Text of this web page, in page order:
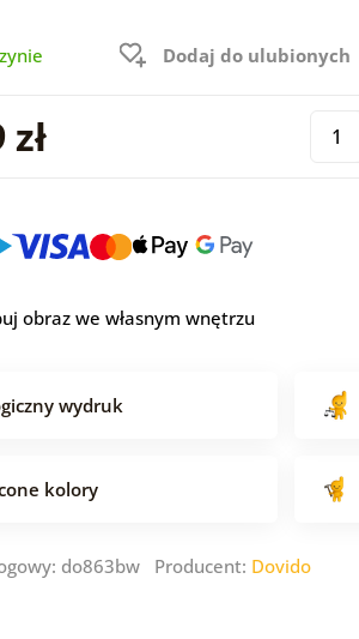
Dodaj do ulubionych
obraz we własnym wnętrzu
wydruk
kolory
do863bw Producent: Dovido